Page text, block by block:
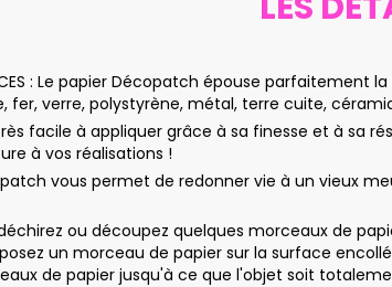
: Le papier Décopatch épouse
fer, verre, polystyrène, métal, terre cuite,
: Très facile à appliquer grâce à sa finesse et à
à vos réalisations !
vous permet de redonner vie à un vieux
: déchirez ou découpez quelques morceaux de
un morceau de papier sur la surface
de papier jusqu'à ce que l'objet soit